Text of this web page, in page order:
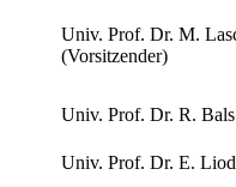
Univ. Prof. Dr. M.
(Vorsitzender)
Univ. Prof. Dr. R. Bals
Univ. Prof. Dr. E.